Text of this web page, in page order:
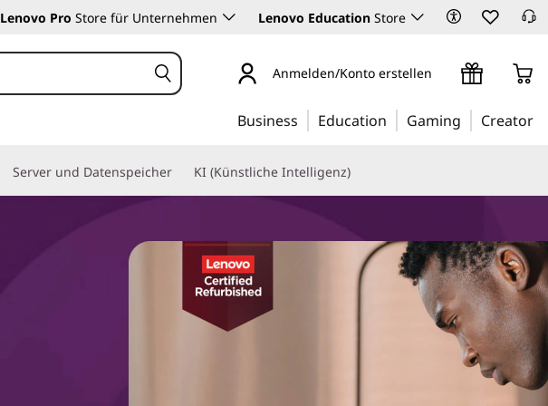
Lenovo Pro Store für Unternehmen Lenovo Education Store
Anmelden/Konto erstellen
Business Education Gaming Creator
Server und Datenspeicher KI (Künstliche Intelligenz)